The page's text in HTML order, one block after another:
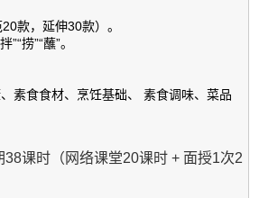
款，延伸30款）。
捞”“蘸”。
素食食材、烹饪基础、 素食调味、菜品
38课时（网络课堂20课时 + 面授1次2